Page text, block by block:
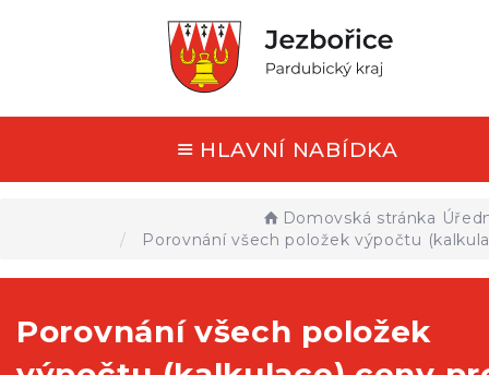
HLAVNÍ NABÍDKA
Domovská stránka
Porovnání všech položek výpočtu
Porovnání všech položek